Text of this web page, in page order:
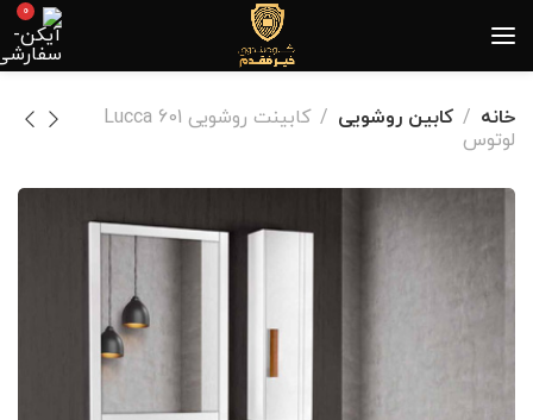
0
خانه کابین روشویی
کابینت روشویی Lucca 601
لوتوس